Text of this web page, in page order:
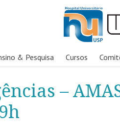
& Pesquisa Cursos
–